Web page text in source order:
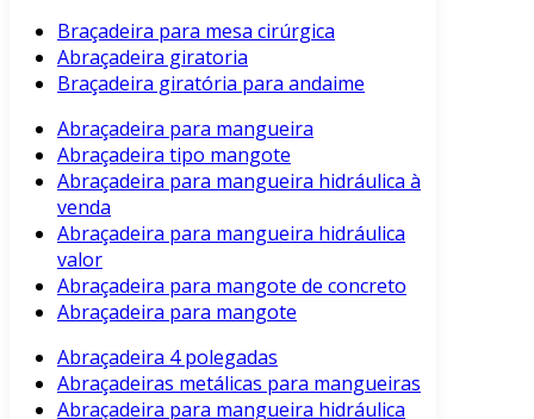
Braçadeira para mesa cirúrgica
Abraçadeira giratoria
Braçadeira giratória para andaime
Abraçadeira para mangueira
Abraçadeira tipo mangote
Abraçadeira para mangueira hidráulica à
venda
Abraçadeira para mangueira hidráulica
valor
Abraçadeira para mangote de concreto
Abraçadeira para mangote
Abraçadeira 4 polegadas
Abraçadeiras metálicas para mangueiras
Abraçadeira para mangueira hidráulica